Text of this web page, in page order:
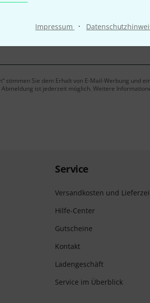
Impressum ·
stimmen Sie dem Erhalt von E-Mail-Werbung und
ist jederzeit möglich. Weitere
Service
Versandkosten und
Hilfe-Center
Gutscheine
Kontakt
Ladengeschäft
Service im Überblick